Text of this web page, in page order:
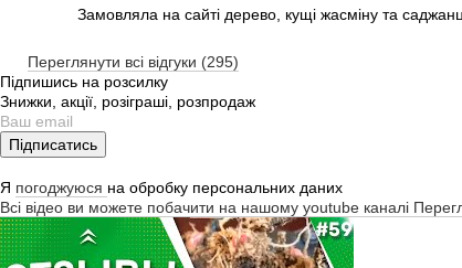
Замовляла на сайті дерево, кущі жасміну та
Переглянути всі відгуки (295)
Підпишись на розсилку
Знижки, акції, розіграші, розпродаж
Підписатись
Я погоджуюся на обробку персональних даних
Всі відео ви можете побачити на нашому youtube каналі